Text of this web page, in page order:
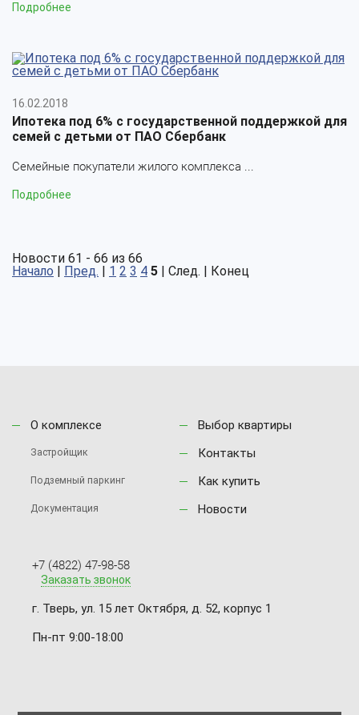
Подробнее
16.02.2018
Ипотека под 6% с государственной поддержкой для
семей с детьми от ПАО Сбербанк
Семейные покупатели жилого комплекса ...
Подробнее
Новости 61 - 66 из 66
Начало | Пред. | 1 2 3 4 5 | След. | Конец
О комплексе
Застройщик
Подземный паркинг
Документация
Выбор квартиры
Контакты
Как купить
Новости
+7 (4822) 47-98-58
Заказать звонок
г. Тверь, ул. 15 лет Октября, д. 52, корпус 1
Пн-пт 9:00-18:00